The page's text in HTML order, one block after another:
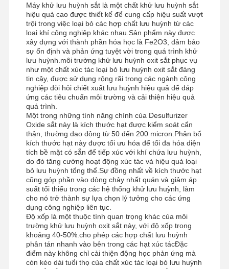
Máy khử lưu huỳnh sắt là một chất khử lưu huỳnh sắt
hiệu quả cao được thiết kế để cung cấp hiệu suất vượt
trội trong việc loại bỏ các hợp chất lưu huỳnh từ các
loại khí công nghiệp khác nhau.Sản phẩm này được
xây dựng với thành phần hóa học là Fe2O3, đảm bảo
sự ổn định và phản ứng tuyệt vời trong quá trình khử
lưu huỳnh.môi trường khử lưu huỳnh oxit sắt phục vụ
như một chất xúc tác loại bỏ lưu huỳnh oxit sắt đáng
tin cậy, được sử dụng rộng rãi trong các ngành công
nghiệp đòi hỏi chiết xuất lưu huỳnh hiệu quả để đáp
ứng các tiêu chuẩn môi trường và cải thiện hiệu quả
quá trình.
Một trong những tính năng chính của Desulfurizer
Oxide sắt này là kích thước hạt được kiểm soát cẩn
thận, thường dao động từ 50 đến 200 micron.Phân bố
kích thước hạt này được tối ưu hóa để tối đa hóa diện
tích bề mặt có sẵn để tiếp xúc với khí chứa lưu huỳnh,
do đó tăng cường hoạt động xúc tác và hiệu quả loại
bỏ lưu huỳnh tổng thể.Sự đồng nhất về kích thước hạt
cũng góp phần vào dòng chảy nhất quán và giảm áp
suất tối thiểu trong các hệ thống khử lưu huỳnh, làm
cho nó trở thành sự lựa chọn lý tưởng cho các ứng
dụng công nghiệp liên tục.
Độ xốp là một thuộc tính quan trọng khác của môi
trường khử lưu huỳnh oxit sắt này, với độ xốp trong
khoảng 40-50%.cho phép các hợp chất lưu huỳnh
phân tán nhanh vào bên trong các hạt xúc tácĐặc
điểm này không chỉ cải thiện động học phản ứng mà
còn kéo dài tuổi thọ của chất xúc tác loại bỏ lưu huỳnh